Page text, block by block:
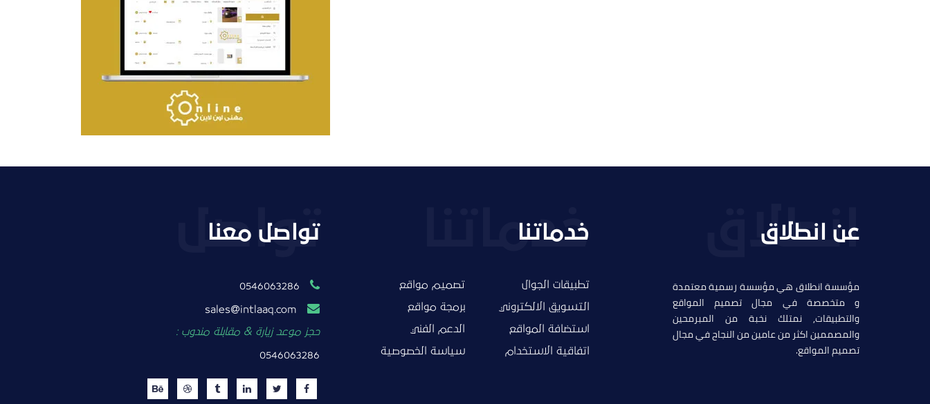
تصميم حراج مهنى
التفاصيل
عن انطلاق
مؤسسة انطلاق هي مؤسسة رسمية معتمدة
و متخصصة في مجال تصميم المواقع
والتطبيقات, نمتلك نخبة من المبرمحين
والمصممين اكثر من عامين من النجاح في مجال
تصميم المواقع.
خدماتنا
تطبيقات الجوال تصميم مواقع
التسويق الالكتروني برمجة مواقع
استضافة المواقع الدعم الفني
اتفاقية الاستخدام سياسة الخصوصية
تواصل معنا
0546063286
intlaaq.com
حجز موعد زيارة & مقابلة مندوب :
0546063286